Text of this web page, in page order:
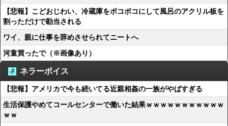
【悲報】こどおじわい、冷蔵庫をボコボコにして風呂のアクリル板を
割っただけで勘当される
ワイ、親に仕事を辞めさせられてニートへ
河童買ったで（※画像あり）
ネラーボイス
【悲報】アメリカで今も続いてる近親相姦の一族がやばすぎる
生活保護やめてコールセンターで働いた結果ｗｗｗｗｗｗｗｗｗｗｗ
ｗｗ